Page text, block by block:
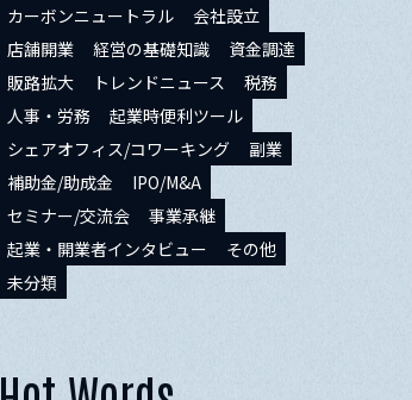
カーボンニュートラル
会社設立
店舗開業
経営の基礎知識
資金調達
販路拡大
トレンドニュース
税務
人事・労務
起業時便利ツール
シェアオフィス/コワーキング
副業
補助金/助成金
IPO/M&A
セミナー/交流会
事業承継
起業・開業者インタビュー
その他
未分類